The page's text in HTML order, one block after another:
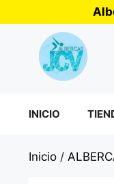
al
contenido
INICIO
Inicio /